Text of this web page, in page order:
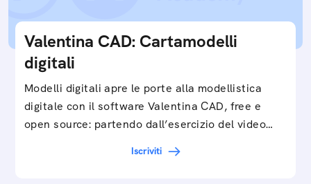
Valentina CAD: Cartamodelli
digitali
Modelli digitali apre le porte alla modellistica
digitale con il software Valentina CAD, free e
open source: partendo dall’esercizio del video…
Iscriviti